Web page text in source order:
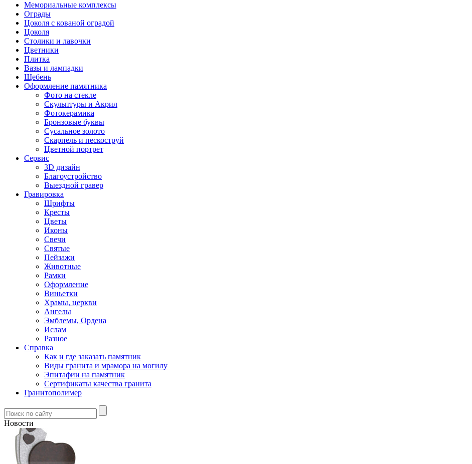
Мемориальные комплексы
Ограды
Цоколя с кованой оградой
Цоколя
Столики и лавочки
Цветники
Плитка
Вазы и лампадки
Щебень
Оформление памятника
Фото на стекле
Скульптуры и Акрил
Фотокерамика
Бронзовые буквы
Сусальное золото
Скарпель и пескоструй
Цветной портрет
Сервис
3D дизайн
Благоустройство
Выездной гравер
Гравировка
Шрифты
Кресты
Цветы
Иконы
Свечи
Святые
Пейзажи
Животные
Рамки
Оформление
Виньетки
Храмы, церкви
Ангелы
Эмблемы, Ордена
Ислам
Разное
Справка
Как и где заказать памятник
Виды гранита и мрамора на могилу
Эпитафии на памятник
Сертификаты качества гранита
Гранитополимер
Новости